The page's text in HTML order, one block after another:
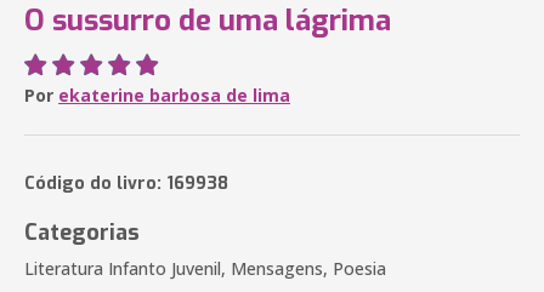
O sussurro de uma lágrima
Por ekaterine barbosa de lima
Código do livro: 169938
Categorias
Literatura Infanto Juvenil, Mensagens, Poesia